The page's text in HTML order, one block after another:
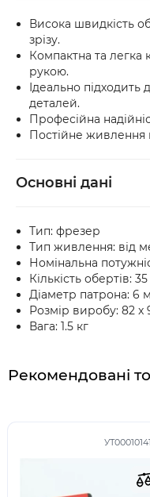
Висока швидкість
зрізу.
Компактна та легка
рукою.
Ідеально підходить
деталей.
Професійна
Постійне живлення
Основні дані
Тип: фрезер
Тип живлення: від
Номінальна
Кількість обертів:
Діаметр патрона: 6
Розмір виробу: 82 x
Вага: 1.5 кг
Рекомендовані